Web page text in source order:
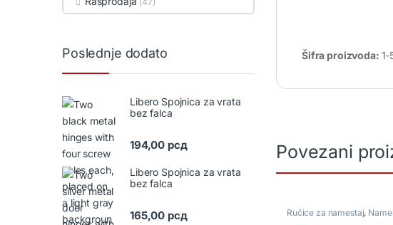
Šifra proizvoda: 1-
Povezani
Ručice za namestaj,
Poslednje dodato
Libero Spojnica za vrata
bez falca
194,00 рсд
Libero Spojnica za vrata
bez falca
165,00 рсд